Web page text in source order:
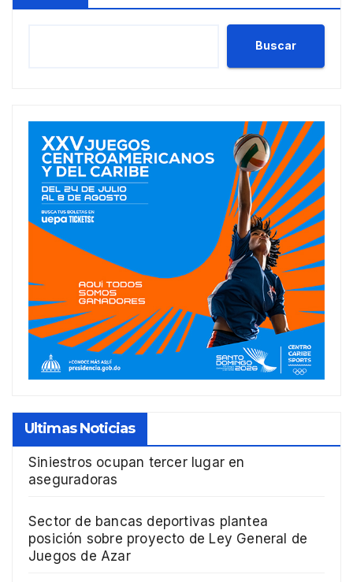
Buscar
Ultimas Noticias
Siniestros ocupan tercer lugar en
aseguradoras
Sector de bancas deportivas plantea
posición sobre proyecto de Ley General de
Juegos de Azar